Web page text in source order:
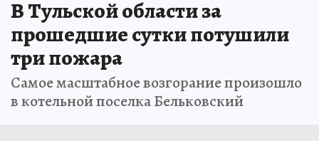
В Тульской области за
прошедшие сутки потушили
три пожара
Самое масштабное возгорание произошло
в котельной поселка Бельковский